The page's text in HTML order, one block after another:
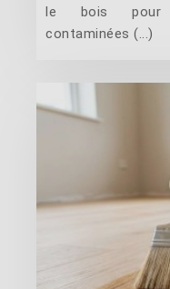
le bois pour
contaminées (...)